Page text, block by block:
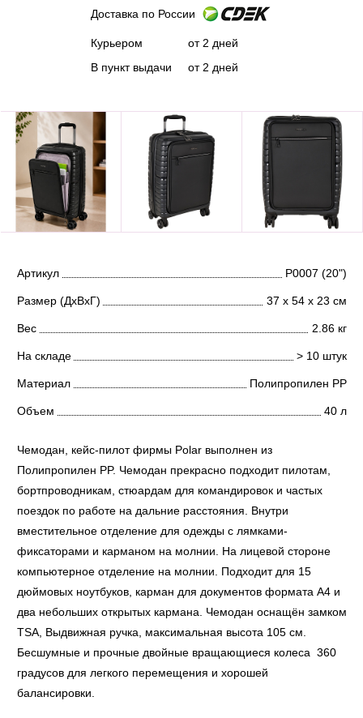
Доставка по России
Курьером
В пункт выдачи
от 2 дней
от 2 дней
Артикул Р0007 (20")
Размер (ДхВхГ) 37 х 54 х 23 см
Вес 2.86 кг
На складе > 10 штук
Материал Полипропилен PP
Объем 40 л
Чемодан, кейс-пилот фирмы Polar выполнен из
Полипропилен PP. Чемодан прекрасно подходит пилотам,
бортпроводникам, стюардам для командировок и частых
поездок по работе на дальние расстояния. Внутри
вместительное отделение для одежды с лямками-
фиксаторами и карманом на молнии. На лицевой стороне
компьютерное отделение на молнии. Подходит для 15
дюймовых ноутбуков, карман для документов формата А4 и
два небольших открытых кармана. Чемодан оснащён замком
TSA, Выдвижная ручка, максимальная высота 105 см.
Бесшумные и прочные двойные вращающиеся колеса 360
градусов для легкого перемещения и хорошей
балансировки.